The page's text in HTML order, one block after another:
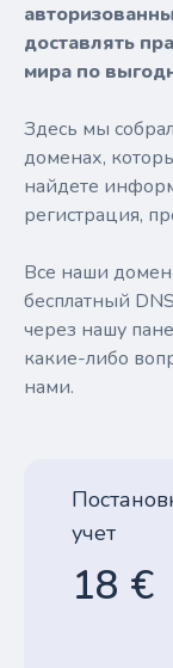
доставлять
мира по
Здесь мы
доменах,
найдете
регистрация,
Все наши
бесплатный
через нашу
какие-либо
нами.
учет
18 €